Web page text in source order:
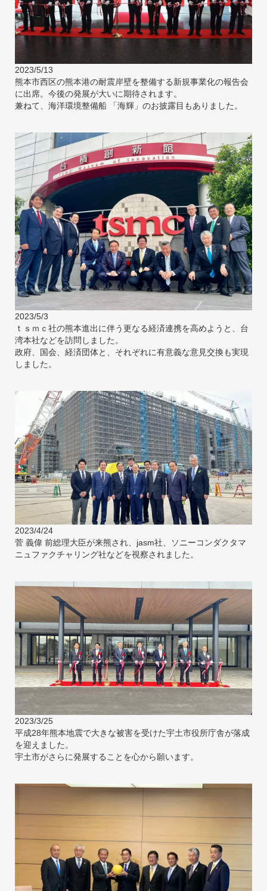
2023/5/13
熊本市西区の熊本港の耐震岸壁を整備する新規事業化の報告会
に出席。今後の発展が大いに期待されます。
兼ねて、海洋環境整備船 「海輝」のお披露目もありました。
2023/5/3
ｔｓｍｃ社の熊本進出に伴う更なる経済連携を高めようと、台
湾本社などを訪問しました。
政府、国会、経済団体と、それぞれに有意義な意見交換も実現
しました。
2023/4/24
菅 義偉 前総理大臣が来熊され、jasm社、ソニーコンダクタマ
ニュファクチャリング社などを視察されました。
2023/3/25
平成28年熊本地震で大きな被害を受けた宇土市役所庁舎が落成
を迎えました。
宇土市がさらに発展することを心から願います。